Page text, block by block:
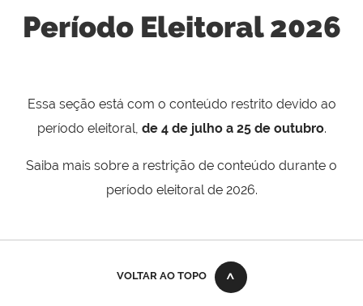
Período Eleitoral 2026
Essa seção está com o conteúdo restrito devido ao
período eleitoral, de 4 de julho a 25 de outubro.
Saiba mais sobre a restrição de conteúdo durante o
período eleitoral de 2026.
VOLTAR AO TOPO